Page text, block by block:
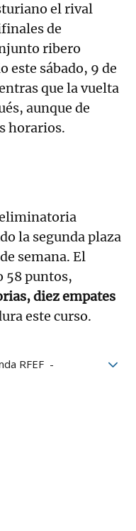
el rival
de
ribero
este sábado, 9 de
que la vuelta
aunque de
horarios.
la segunda plaza
semana. El
58 puntos,
diez empates
este curso.
RFEF